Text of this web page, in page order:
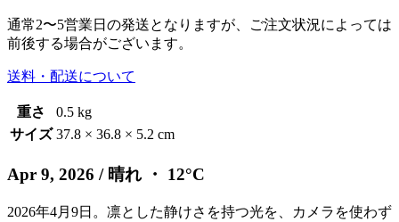
通常2〜5営業日の発送となりますが、ご注文状況によっては
前後する場合がございます。
送料・配送について
重さ
0.5 kg
サイズ 37.8 × 36.8 × 5.2 cm
Apr 9, 2026 / 晴れ ・ 12°C
2026年4月9日。凛とした静けさを持つ光を、カメラを使わず